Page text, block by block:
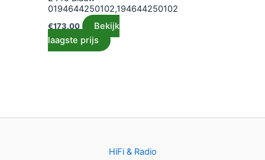
0194644250102,194644250102
€173.00
Bekijk
laagste prijs
HiFi & Radio